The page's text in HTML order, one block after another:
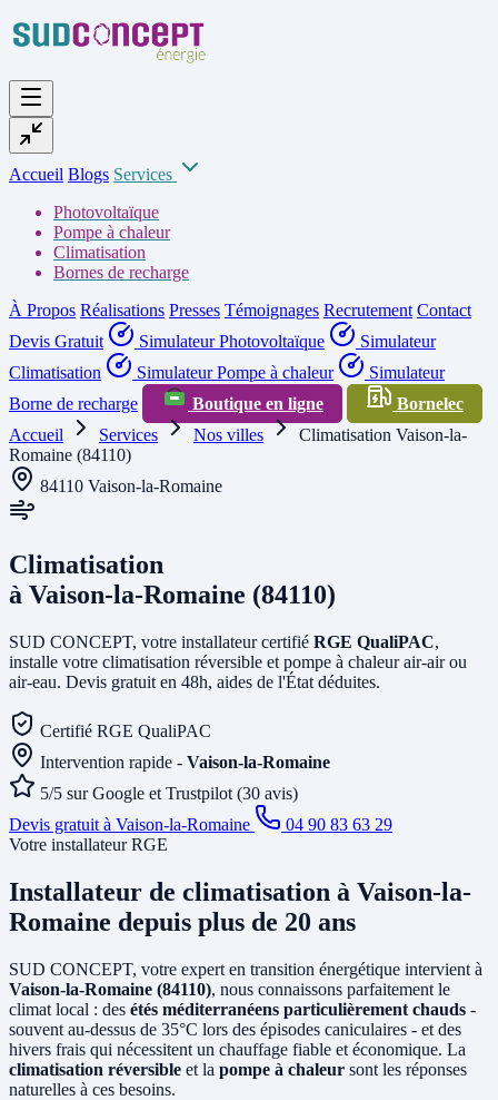
Accueil Blogs Services
Photovoltaïque
Pompe à chaleur
Climatisation
Bornes de recharge
À Propos Réalisations Presses Témoignages Recrutement Contact
Devis Gratuit
Simulateur Photovoltaïque
Simulateur
Climatisation
Simulateur Pompe à chaleur
Simulateur
Borne de recharge
Boutique en ligne
Bornelec
Accueil
Services Nos villes
Climatisation Vaison-la-
Romaine (84110)
84110 Vaison-la-Romaine
Climatisation
à Vaison-la-Romaine (84110)
SUD CONCEPT, votre installateur certifié RGE QualiPAC,
installe votre climatisation réversible et pompe à chaleur air-air ou
air-eau. Devis gratuit en 48h, aides de l'État déduites.
Certifié RGE QualiPAC
Intervention rapide - Vaison-la-Romaine
5/5 sur Google et Trustpilot (30 avis)
Devis gratuit à Vaison-la-Romaine
04 90 83 63 29
Votre installateur RGE
Installateur de climatisation à Vaison-la-
Romaine depuis plus de 20 ans
SUD CONCEPT, votre expert en transition énergétique intervient à
Vaison-la-Romaine (84110), nous connaissons parfaitement le
climat local : des étés méditerranéens particulièrement chauds -
souvent au-dessus de 35°C lors des épisodes caniculaires - et des
hivers frais qui nécessitent un chauffage fiable et économique. La
climatisation réversible et la pompe à chaleur sont les réponses
naturelles à ces besoins.